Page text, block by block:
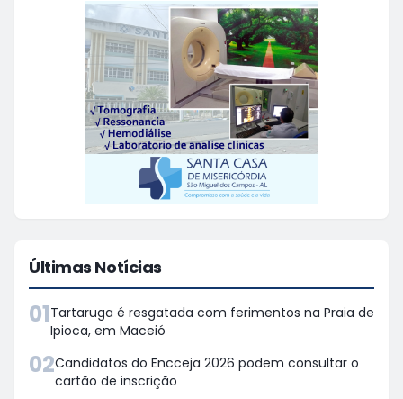
Últimas Notícias
01Tartaruga é resgatada com ferimentos na Praia de
Ipioca, em Maceió
02Candidatos do Encceja 2026 podem consultar o
cartão de inscrição